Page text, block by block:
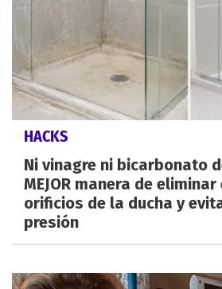
HACKS
Ni vinagre ni bicarbonato
MEJOR manera de
orificios de la ducha y
presión